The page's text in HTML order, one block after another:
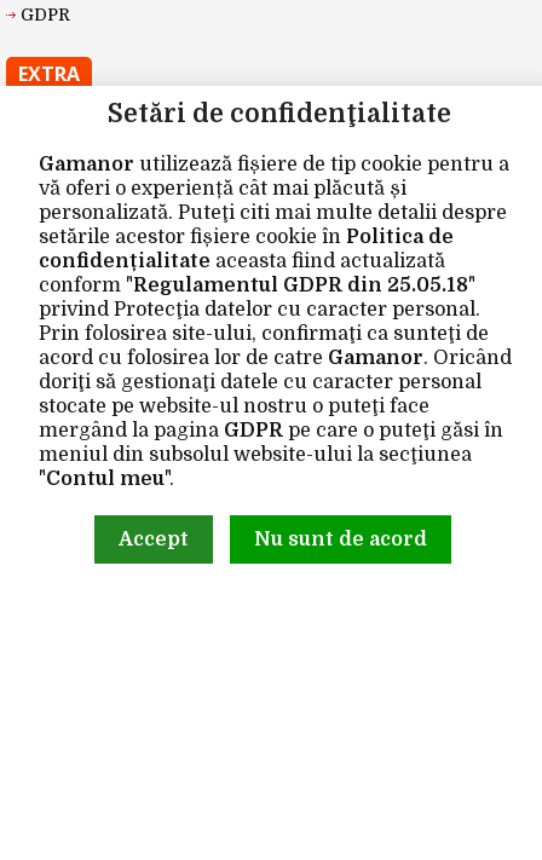
Setări de confidenţialitate
Gamanor utilizează fișiere de tip cookie pentru a
vă oferi o experiență cât mai plăcută și
personalizată. Puteţi citi mai multe detalii despre
setările acestor fișiere cookie în Politica de
confidențialitate aceasta fiind actualizată
conform "Regulamentul GDPR din 25.05.18"
privind Protecţia datelor cu caracter personal.
Prin folosirea site-ului, confirmaţi ca sunteţi de
acord cu folosirea lor de catre Gamanor. Oricând
doriţi să gestionaţi datele cu caracter personal
stocate pe website-ul nostru o puteţi face
mergând la pagina GDPR pe care o puteţi găsi în
meniul din subsolul website-ului la secţiunea
"Contul meu".
Accept Nu sunt de acord
GDPR
EXTRA
Producători
Vouchere cadou
Oferte speciale
CONTUL MEU
Contul meu
Istoric comenzi
Wishlist
Newsletter
Gamanor © 2026